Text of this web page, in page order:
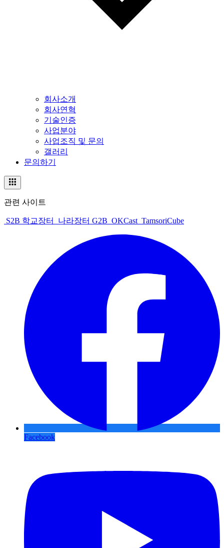
회사소개
회사연혁
기술인증
사업분야
사업조직 및 문의
갤러리
문의하기
관련 사이트
S2B 학교장터 나라장터 G2B OKCast TamsoriCube
Facebook